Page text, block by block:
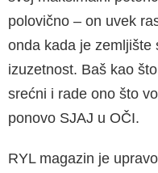
polovično – on uvek
onda kada je zemljište
izuzetnost. Baš kao
srećni i rade ono što
ponovo SJAJ u OČI.
RYL magazin je